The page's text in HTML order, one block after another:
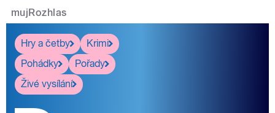
mujRozhlas
Hry a četby
Krimi
Pohádky
Pořady
Živé vysílání